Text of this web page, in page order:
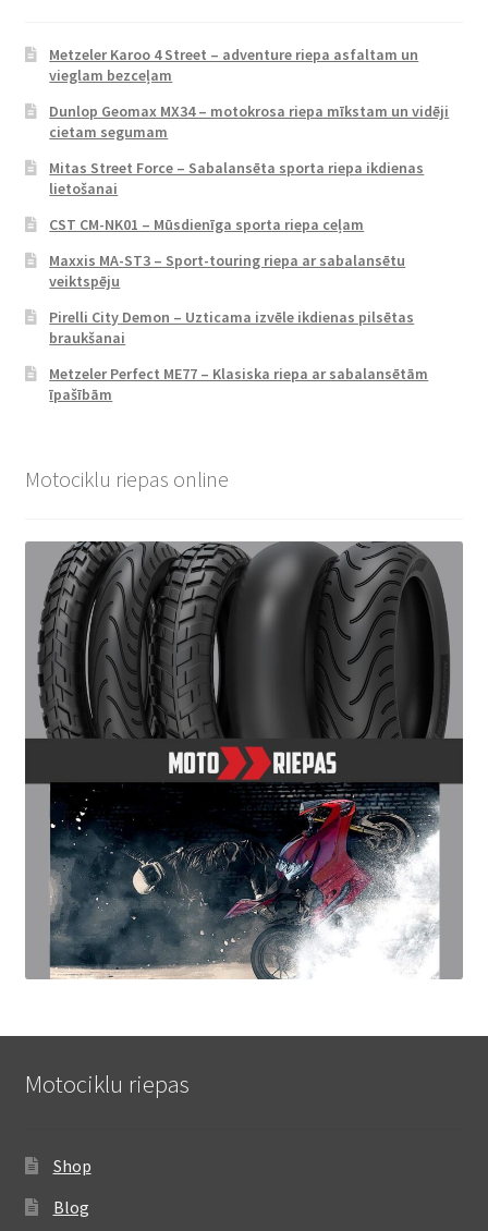
Metzeler Karoo 4 Street – adventure riepa asfaltam un
vieglam bezceļam
Dunlop Geomax MX34 – motokrosa riepa mīkstam un vidēji
cietam segumam
Mitas Street Force – Sabalansēta sporta riepa ikdienas
lietošanai
CST CM-NK01 – Mūsdienīga sporta riepa ceļam
Maxxis MA-ST3 – Sport-touring riepa ar sabalansētu
veiktspēju
Pirelli City Demon – Uzticama izvēle ikdienas pilsētas
braukšanai
Metzeler Perfect ME77 – Klasiska riepa ar sabalansētām
īpašībām
Motociklu riepas online
Motociklu riepas
Shop
Blog